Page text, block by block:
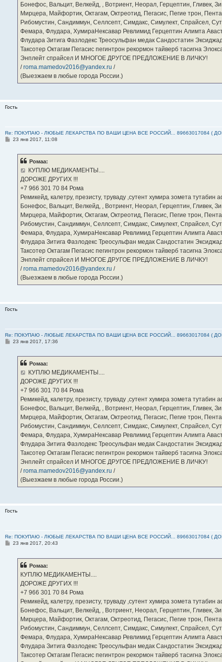
Бонефос, Вальцит, Велкейд, , Вотриент, Неорал, Герцептин, Гливек,
Мирцера, Майфортик, Октагам, Октреотид, Пегасис, Пегие трон,
Рибомустин, Сандиммун, Селлсепт, Симдакс, Симулект, Спрайсел,
Фемара, Флудара, ХумираНексавар Ревлимид Герцептин Алимта
Флудара Зитига Фазлодекс Треосульфан медак Сандостатин
Таксотер Октагам Пегасис пегинтрон рекормон тайверб тасигна
Энплейт спрайсел И МНОГОЕ ДРУГОЕ ПРЕДЛОЖЕНИЕ В ЛИЧКУ!
/roma.mamedov2016@yandex.ru /
(Выезжаем в любые города России.)
Гость
Re: ПОКУПАЮ - ЛЮБЫЕ ЛЕКАРСТВА ПО ВАШИ ЦЕНА ВСЕ РОССИЙ... 89663017084 (
С23 янв 2017, 11:08
Ромаа:
КУПЛЮ МЕДИКАМЕНТЫ....
ДОРОЖЕ ДРУГИХ !!!
‪+7 966 301 70 84‬ Рома
Ремикейд, калетру, презисту, труваду ,сутент хумира зомета
Бонефос, Вальцит, Велкейд, , Вотриент, Неорал, Герцептин, Гливек,
Мирцера, Майфортик, Октагам, Октреотид, Пегасис, Пегие трон,
Рибомустин, Сандиммун, Селлсепт, Симдакс, Симулект, Спрайсел,
Фемара, Флудара, ХумираНексавар Ревлимид Герцептин Алимта
Флудара Зитига Фазлодекс Треосульфан медак Сандостатин
Таксотер Октагам Пегасис пегинтрон рекормон тайверб тасигна
Энплейт спрайсел И МНОГОЕ ДРУГОЕ ПРЕДЛОЖЕНИЕ В ЛИЧКУ!
/roma.mamedov2016@yandex.ru /
(Выезжаем в любые города России.)
Гость
Re: ПОКУПАЮ - ЛЮБЫЕ ЛЕКАРСТВА ПО ВАШИ ЦЕНА ВСЕ РОССИЙ... 89663017084 (
С23 янв 2017, 17:36
Ромаа:
КУПЛЮ МЕДИКАМЕНТЫ....
ДОРОЖЕ ДРУГИХ !!!
‪+7 966 301 70 84‬ Рома
Ремикейд, калетру, презисту, труваду ,сутент хумира зомета
Бонефос, Вальцит, Велкейд, , Вотриент, Неорал, Герцептин, Гливек,
Мирцера, Майфортик, Октагам, Октреотид, Пегасис, Пегие трон,
Рибомустин, Сандиммун, Селлсепт, Симдакс, Симулект, Спрайсел,
Фемара, Флудара, ХумираНексавар Ревлимид Герцептин Алимта
Флудара Зитига Фазлодекс Треосульфан медак Сандостатин
Таксотер Октагам Пегасис пегинтрон рекормон тайверб тасигна
Энплейт спрайсел И МНОГОЕ ДРУГОЕ ПРЕДЛОЖЕНИЕ В ЛИЧКУ!
/roma.mamedov2016@yandex.ru /
(Выезжаем в любые города России.)
Гость
Re: ПОКУПАЮ - ЛЮБЫЕ ЛЕКАРСТВА ПО ВАШИ ЦЕНА ВСЕ РОССИЙ... 89663017084 (
С23 янв 2017, 20:43
Ромаа:
КУПЛЮ МЕДИКАМЕНТЫ....
ДОРОЖЕ ДРУГИХ !!!
‪+7 966 301 70 84‬ Рома
Ремикейд, калетру, презисту, труваду ,сутент хумира зомета
Бонефос, Вальцит, Велкейд, , Вотриент, Неорал, Герцептин, Гливек,
Мирцера, Майфортик, Октагам, Октреотид, Пегасис, Пегие трон,
Рибомустин, Сандиммун, Селлсепт, Симдакс, Симулект, Спрайсел,
Фемара, Флудара, ХумираНексавар Ревлимид Герцептин Алимта
Флудара Зитига Фазлодекс Треосульфан медак Сандостатин
Таксотер Октагам Пегасис пегинтрон рекормон тайверб тасигна